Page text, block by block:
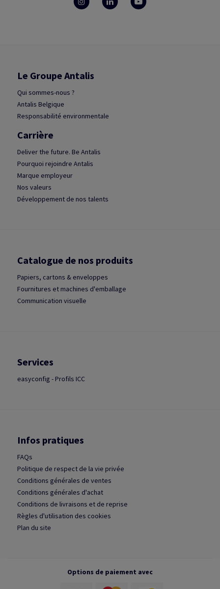
Le Groupe Antalis
Qui sommes-nous ?
Antalis Belgique
Responsabilité environmentale
Carrière
Deliver the future. Be Antalis
Pourquoi rejoindre Antalis
Marque employeur
Nos valeurs
Développement de nos talents
Catalogue de nos produits
Papiers, cartons & enveloppes
Fournitures et machines d'emballage
Communication visuelle
Services
easyconfig - Profils ICC
Infos pratiques
FAQs
Politique de respect de la vie privée
Conditions générales de ventes
Conditions générales d'achat
Conditions de livraisons et de reprise
Règles d'utilisation des cookies
Plan du site
Options de paiement avec